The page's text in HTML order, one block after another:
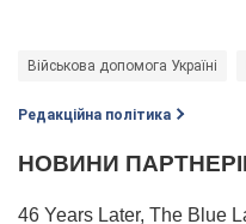
Військова допомога Україні
Редакційна політика